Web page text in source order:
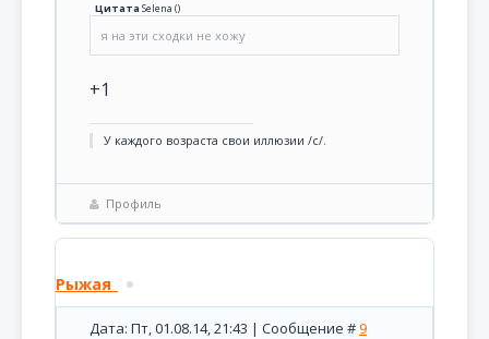
ЦитатаSelena ()
я на эти сходки не хожу
+1
У каждого возраста свои иллюзии /с/.
Профиль
Рыжая_
Дата: Пт, 01.08.14, 21:43 | Сообщение #9